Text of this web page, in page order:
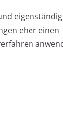
eher einen